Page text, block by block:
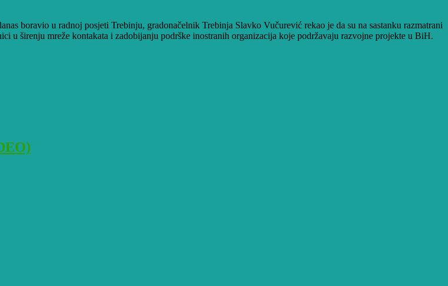
boravio u radnoj posjeti Trebinju, gradonačelnik Trebinja Slavko Vučurević rekao je da su na sastanku razmatrani
u širenju mreže kontakata i zadobijanju podrške inostranih organizacija koje podržavaju razvojne projekte u BiH.